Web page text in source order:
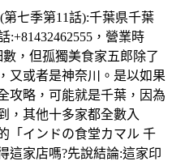
七季第11話):千葉県千葉
:+81432462555，營業時
數，但孤獨美食家五郎除了
又或者是神奈川。是以如果
攻略，可能就是千葉，因為
，其他十多家都全數入
「インドの食堂カマル 千
這家店嗎?先說結論:這家印